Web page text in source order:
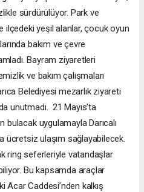
sürdürülüyor. Park ve
ilçedeki yeşil alanlar, çocuk oyun
bakım ve çevre
Bayram ziyaretleri
ve bakım çalışmaları
Belediyesi mezarlık ziyareti
unutmadı. 21 Mayıs’ta
bulacak uygulamayla Darıcalı
ücretsiz ulaşım sağlayabilecek.
ring seferleriyle vatandaşlar
Bu kapsamda araçlar
Acar Caddesi’nden kalkış